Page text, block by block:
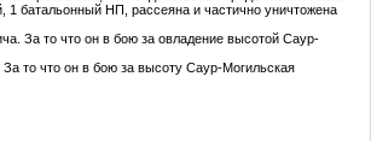
1 батальонный НП, рассеяна и частично уничтожена
За то что он в бою за овладение высотой Саур-
то что он в бою за высоту Саур-Могильская